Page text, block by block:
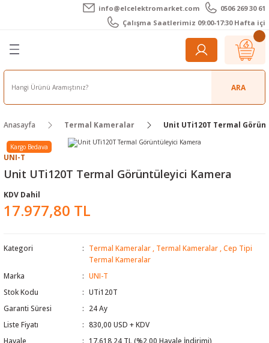
info@elcelektromarket.com
0506 269 30 61
Çalışma Saatlerimiz 09:00-17:30 Hafta içi
Geri Dön
Geri Dön
Geri Dön
Kameralar
Geri Dön
Cihazları
Ölçerler
Cihazları
Geri Dön
Teli - Pasta
Geri Dön
ARA
Anasayfa Termal Kameralar Unit UTi120T Termal
Kargo Bedava
UNI-T
Unit UTi120T Termal Görüntüleyici Kamera
KDV Dahil
17.977,80 TL
Kategori Termal Kameralar Termal Kameralar Cep Tipi
Termal Kameralar
Marka
UNI-T
Stok Kodu
UTi120T
Garanti Süresi
24 Ay
Liste Fiyatı
830,00 USD + KDV
Havale
17.618,24 TL (%2,00 Havale İndirimi)